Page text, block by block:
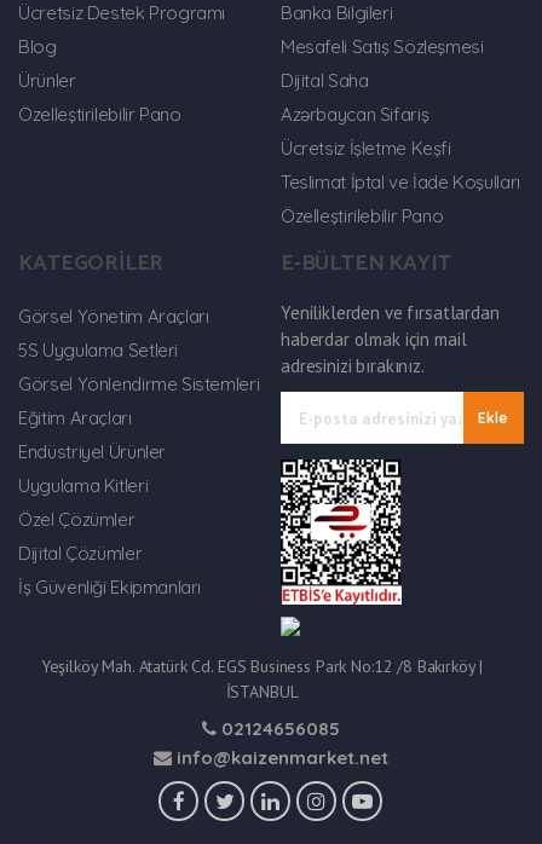
Ücretsiz Destek Programı
Blog
Ürünler
Özelleştirilebilir Pano
Banka Bilgileri
Mesafeli Satış Sözleşmesi
Dijital Saha
Azərbaycan Sifariş
Ücretsiz İşletme Keşfi
Teslimat İptal ve İade Koşulları
Özelleştirilebilir Pano
KATEGORİLER
Görsel Yönetim Araçları
5S Uygulama Setleri
Görsel Yönlendirme Sistemleri
Eğitim Araçları
Endüstriyel Ürünler
Uygulama Kitleri
Özel Çözümler
Dijital Çözümler
İş Güvenliği Ekipmanları
E-BÜLTEN KAYIT
Yeniliklerden ve fırsatlardan
haberdar olmak için mail
adresinizi bırakınız.
Ekle
Yeşilköy Mah. Atatürk Cd. EGS Business Park No:12 /8 Bakırköy |
İSTANBUL
02124656085
info@kaizenmarket.net